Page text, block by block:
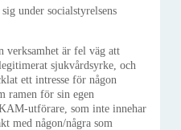
under socialstyrelsens
verksamhet är fel väg att
sjukvårdsyrke, och
ett intresse för någon
ramen för sin egen
utförare, som inte innehar
med någon/några som